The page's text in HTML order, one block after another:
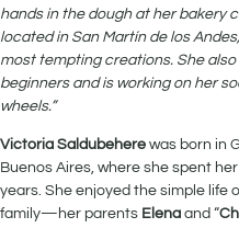
hands in the dough at her bakery
located in San Martín de los
most tempting creations. She
beginners and is working on her
wheels.”
Victoria Saldubehere was born in
Buenos Aires, where she spent
years. She enjoyed the simple life
family—her parents Elena and “